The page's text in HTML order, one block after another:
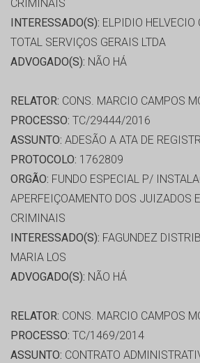
CRIMINAIS
INTERESSADO(S): ELPIDIO HELVECIO
TOTAL SERVIÇOS GERAIS LTDA
ADVOGADO(S): NÃO HÁ
RELATOR: CONS. MARCIO CAMPOS
PROCESSO: TC/29444/2016
ASSUNTO: ADESÃO A ATA DE
PROTOCOLO: 1762809
ORGÃO: FUNDO ESPECIAL P/
APERFEIÇOAMENTO DOS JUIZADOS
CRIMINAIS
INTERESSADO(S): FAGUNDEZ
MARIA LOS
ADVOGADO(S): NÃO HÁ
RELATOR: CONS. MARCIO CAMPOS
PROCESSO: TC/1469/2014
ASSUNTO: CONTRATO